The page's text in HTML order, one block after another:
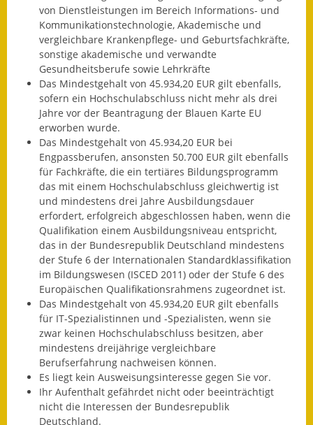
Wahlen
Was erledige ich wo?
Leben
Bauen und Wohnen
Baugebiete & Bauplätze
Bauwasser/Wasser/Abwasser
Bebauungspläne
Bodenrichtwerte
Flächennutzungsplan
Gerätehütten
Gutachterausschuss
Landessanierungsprogramm
Mietspiegel
Rückstausicherung von
von Dienstleistungen im Bereich Informations- und
Kommunikationstechnologie, Akademische und
vergleichbare Krankenpflege- und Geburtsfachkräfte,
sonstige akademische und verwandte
Gesundheitsberufe sowie Lehrkräfte
Das Mindestgehalt von 45.934,20 EUR gilt ebenfalls,
sofern ein Hochschulabschluss nicht mehr als drei
Jahre vor der Beantragung der Blauen Karte EU
erworben wurde.
Das Mindestgehalt von 45.934,20 EUR bei
Engpassberufen, ansonsten 50.700 EUR gilt ebenfalls
für Fachkräfte, die ein tertiäres Bildungsprogramm
das mit einem Hochschulabschluss gleichwertig ist
und mindestens drei Jahre Ausbildungsdauer
erfordert, erfolgreich abgeschlossen haben, wenn die
Qualifikation einem Ausbildungsniveau entspricht,
das in der Bundesrepublik Deutschland mindestens
der Stufe 6 der Internationalen Standardklassifikation
im Bildungswesen (ISCED 2011) oder der Stufe 6 des
Europäischen Qualifikationsrahmens zugeordnet ist.
Das Mindestgehalt von 45.934,20 EUR gilt ebenfalls
für IT-Spezialistinnen und -Spezialisten, wenn sie
zwar keinen Hochschulabschluss besitzen, aber
mindestens dreijährige vergleichbare
Berufserfahrung nachweisen können.
Es liegt kein Ausweisungsinteresse gegen Sie vor.
Ihr Aufenthalt gefährdet nicht oder beeinträchtigt
nicht die Interessen der Bundesrepublik
Deutschland.